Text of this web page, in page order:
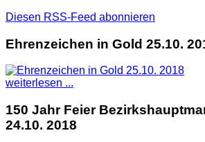
Diesen RSS-Feed abonnieren
Ehrenzeichen in Gold 25.10.
weiterlesen ...
150 Jahr Feier
24.10. 2018